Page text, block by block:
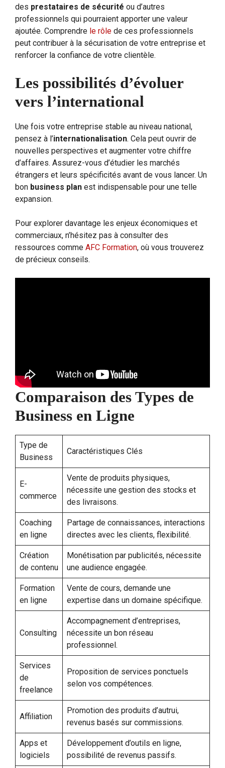
des prestataires de sécurité ou d’autres
professionnels qui pourraient apporter une valeur
ajoutée. Comprendre le rôle de ces professionnels
peut contribuer à la sécurisation de votre entreprise et
renforcer la confiance de votre clientèle.
Les possibilités d’évoluer
vers l’international
Une fois votre entreprise stable au niveau national,
pensez à l’internationalisation. Cela peut ouvrir de
nouvelles perspectives et augmenter votre chiffre
d’affaires. Assurez-vous d’étudier les marchés
étrangers et leurs spécificités avant de vous lancer. Un
bon business plan est indispensable pour une telle
expansion.
Pour explorer davantage les enjeux économiques et
commerciaux, n’hésitez pas à consulter des
ressources comme AFC Formation, où vous trouverez
de précieux conseils.
Comparaison des Types de
Business en Ligne
Type de
Business
Caractéristiques Clés
E-
commerce
Vente de produits physiques,
nécessite une gestion des stocks et
des livraisons.
Coaching
en ligne
Partage de connaissances, interactions
directes avec les clients, flexibilité.
Création
de contenu
Monétisation par publicités, nécessite
une audience engagée.
Formation
en ligne
Vente de cours, demande une
expertise dans un domaine spécifique.
Consulting
Accompagnement d’entreprises,
nécessite un bon réseau
professionnel.
Services
de
freelance
Proposition de services ponctuels
selon vos compétences.
Affiliation
Promotion des produits d’autrui,
revenus basés sur commissions.
Apps et
logiciels
Développement d’outils en ligne,
possibilité de revenus passifs.